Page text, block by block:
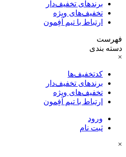
برندهای تخفیف‌دار
تخفیف‌های ویژه
ارتباط با تیم آفِمون
فهرست
دسته بندی
×
کدتخفیف‌ها
برندهای تخفیف‌دار
تخفیف‌های ویژه
ارتباط با تیم آفِمون
ورود
ثبت نام
×